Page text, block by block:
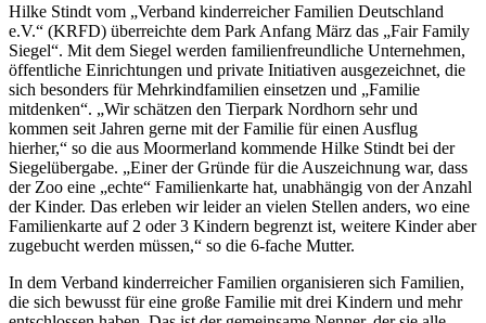
Hilke Stindt vom „Verband kinderreicher Familien Deutschland
e.V.“ (KRFD) überreichte dem Park Anfang März das „Fair Family
Siegel“. Mit dem Siegel werden familienfreundliche Unternehmen,
öffentliche Einrichtungen und private Initiativen ausgezeichnet, die
sich besonders für Mehrkindfamilien einsetzen und „Familie
mitdenken“. „Wir schätzen den Tierpark Nordhorn sehr und
kommen seit Jahren gerne mit der Familie für einen Ausflug
hierher,“ so die aus Moormerland kommende Hilke Stindt bei der
Siegelübergabe. „Einer der Gründe für die Auszeichnung war, dass
der Zoo eine „echte“ Familienkarte hat, unabhängig von der Anzahl
der Kinder. Das erleben wir leider an vielen Stellen anders, wo eine
Familienkarte auf 2 oder 3 Kindern begrenzt ist, weitere Kinder aber
zugebucht werden müssen,“ so die 6-fache Mutter.
In dem Verband kinderreicher Familien organisieren sich Familien,
die sich bewusst für eine große Familie mit drei Kindern und mehr